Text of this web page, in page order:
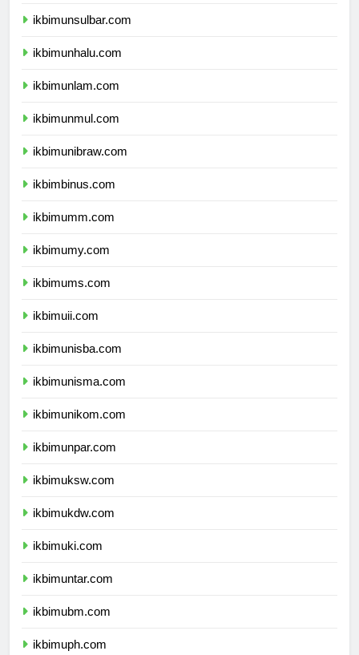
ikbimunsulbar.com
ikbimunhalu.com
ikbimunlam.com
ikbimunmul.com
ikbimunibraw.com
ikbimbinus.com
ikbimumm.com
ikbimumy.com
ikbimums.com
ikbimuii.com
ikbimunisba.com
ikbimunisma.com
ikbimunikom.com
ikbimunpar.com
ikbimuksw.com
ikbimukdw.com
ikbimuki.com
ikbimuntar.com
ikbimubm.com
ikbimuph.com